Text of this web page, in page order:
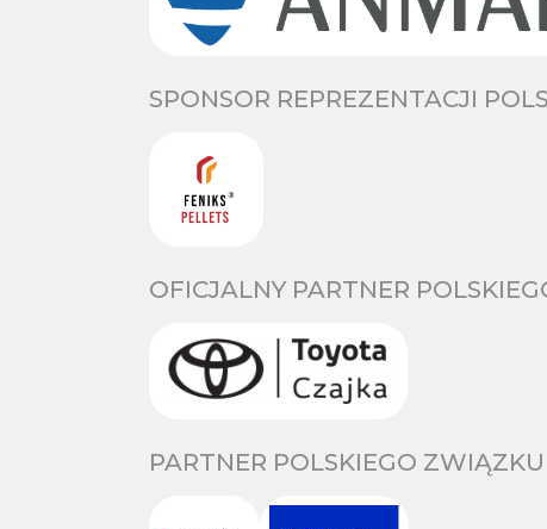
SPONSOR REPREZENTACJI
OFICJALNY PARTNER
PARTNER POLSKIEGO